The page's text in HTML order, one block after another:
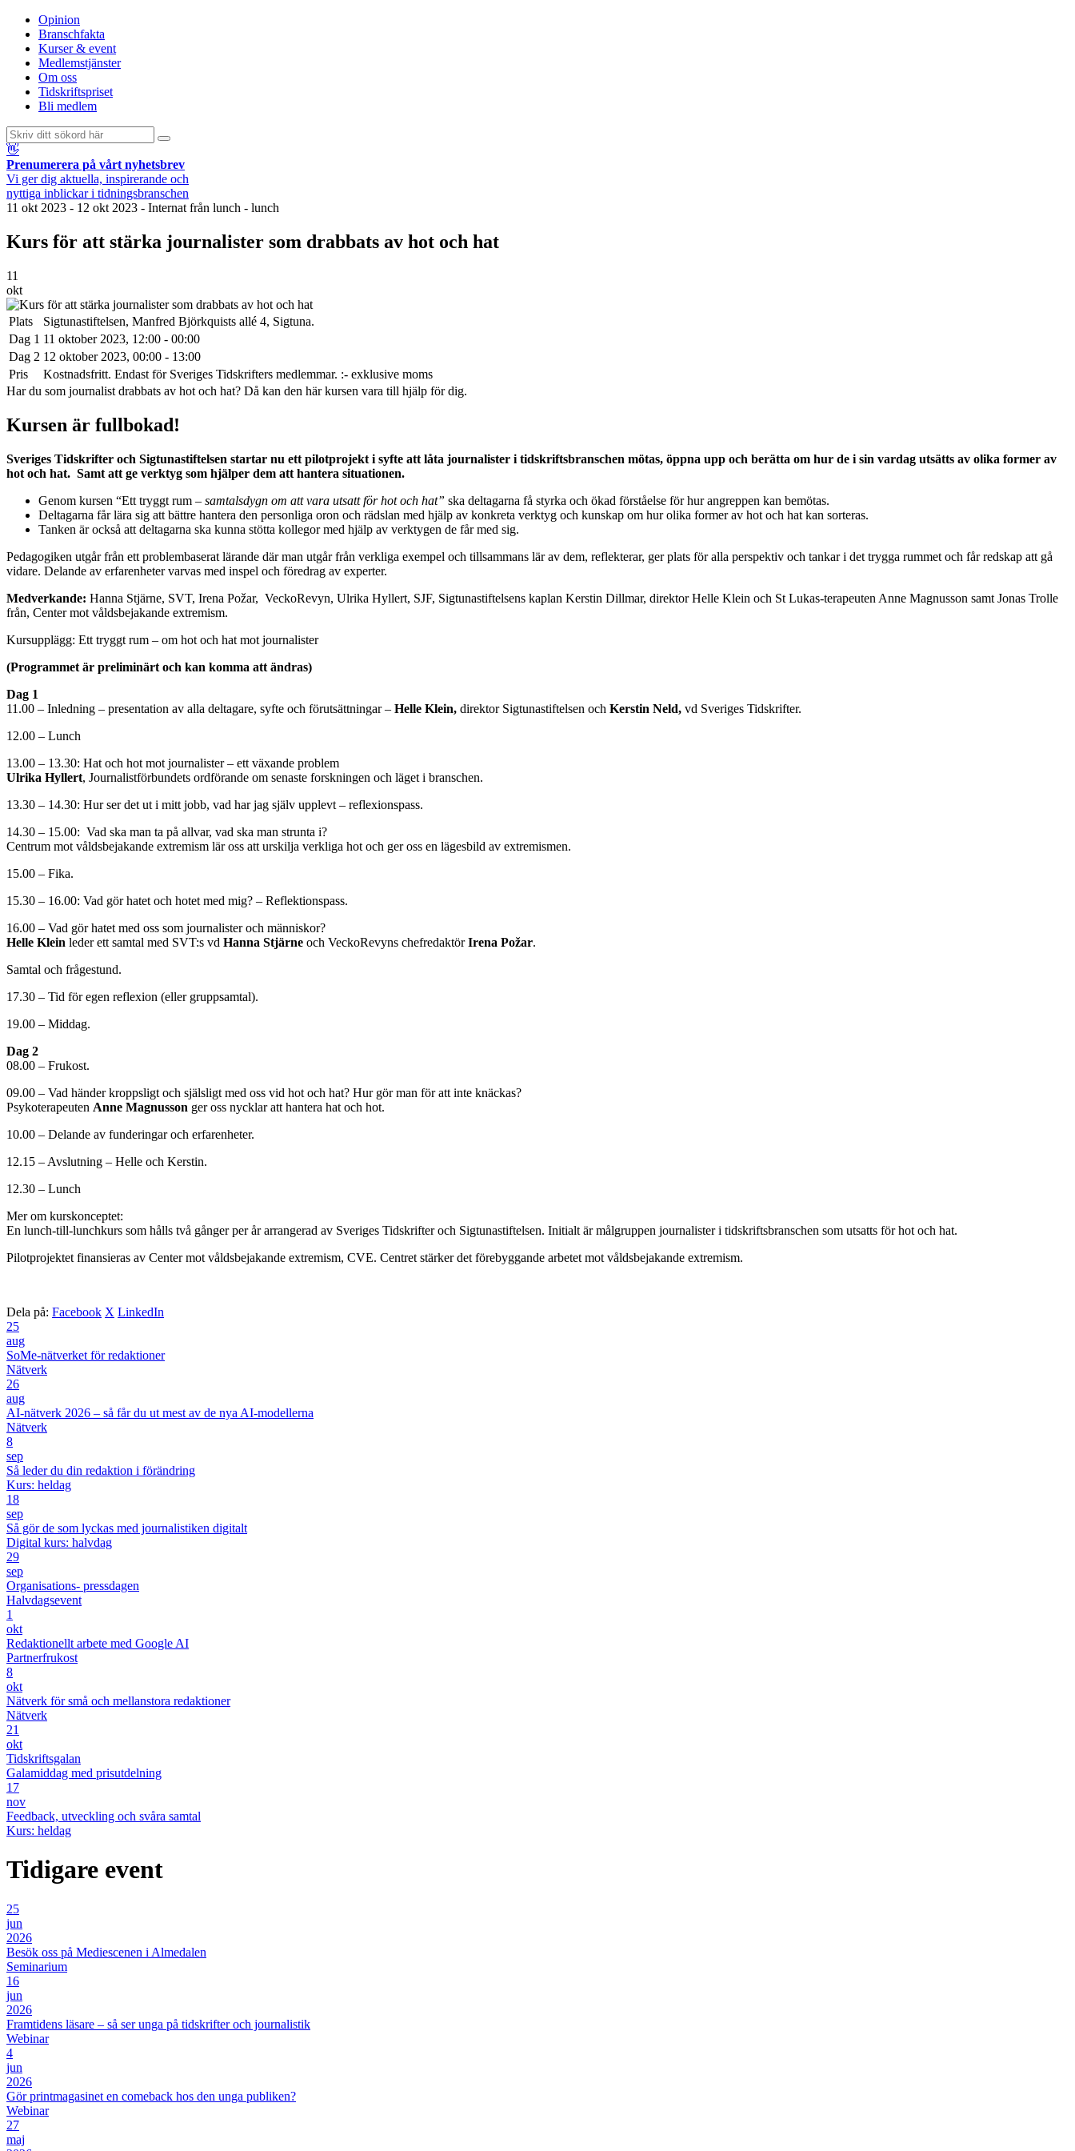
Opinion
Branschfakta
Kurser & event
Medlemstjänster
Om oss
Tidskriftspriset
Bli medlem
👋
Prenumerera på vårt nyhetsbrev
Vi ger dig aktuella, inspirerande och
nyttiga inblickar i tidningsbranschen
11 okt 2023 - 12 okt 2023 - Internat från lunch - lunch
Kurs för att stärka journalister som drabbats av hot och hat
11
okt
Plats
Sigtunastiftelsen, Manfred Björkquists allé 4, Sigtuna.
Dag 1 11 oktober 2023, 12:00 - 00:00
Dag 2 12 oktober 2023, 00:00 - 13:00
Pris
Kostnadsfritt. Endast för Sveriges Tidskrifters medlemmar. :- exklusive moms
Har du som journalist drabbats av hot och hat? Då kan den här kursen vara till hjälp för dig.
Kursen är fullbokad!
Sveriges Tidskrifter och Sigtunastiftelsen startar nu ett pilotprojekt i syfte att låta journalister i tidskriftsbranschen mötas, öppna upp och berätta om hur de i sin vardag utsätts av olika former av
hot och hat. Samt att ge verktyg som hjälper dem att hantera situationen.
Genom kursen “Ett tryggt rum – samtalsdygn om att vara utsatt för hot och hat” ska deltagarna få styrka och ökad förståelse för hur angreppen kan bemötas.
Deltagarna får lära sig att bättre hantera den personliga oron och rädslan med hjälp av konkreta verktyg och kunskap om hur olika former av hot och hat kan sorteras.
Tanken är också att deltagarna ska kunna stötta kollegor med hjälp av verktygen de får med sig.
Pedagogiken utgår från ett problembaserat lärande där man utgår från verkliga exempel och tillsammans lär av dem, reflekterar, ger plats för alla perspektiv och tankar i det trygga rummet och får redskap att gå
vidare. Delande av erfarenheter varvas med inspel och föredrag av experter.
Medverkande: Hanna Stjärne, SVT, Irena Požar, VeckoRevyn, Ulrika Hyllert, SJF, Sigtunastiftelsens kaplan Kerstin Dillmar, direktor Helle Klein och St Lukas-terapeuten Anne Magnusson samt Jonas Trolle
från, Center mot våldsbejakande extremism.
Kursupplägg: Ett tryggt rum – om hot och hat mot journalister
(Programmet är preliminärt och kan komma att ändras)
Dag 1
11.00 – Inledning – presentation av alla deltagare, syfte och förutsättningar – Helle Klein, direktor Sigtunastiftelsen och Kerstin Neld, vd Sveriges Tidskrifter.
12.00 – Lunch
13.00 – 13.30: Hat och hot mot journalister – ett växande problem
Ulrika Hyllert, Journalistförbundets ordförande om senaste forskningen och läget i branschen.
13.30 – 14.30: Hur ser det ut i mitt jobb, vad har jag själv upplevt – reflexionspass.
14.30 – 15.00: Vad ska man ta på allvar, vad ska man strunta i?
Centrum mot våldsbejakande extremism lär oss att urskilja verkliga hot och ger oss en lägesbild av extremismen.
15.00 – Fika.
15.30 – 16.00: Vad gör hatet och hotet med mig? – Reflektionspass.
16.00 – Vad gör hatet med oss som journalister och människor?
Helle Klein leder ett samtal med SVT:s vd Hanna Stjärne och VeckoRevyns chefredaktörIrena Požar.
Samtal och frågestund.
17.30 – Tid för egen reflexion (eller gruppsamtal).
19.00 – Middag.
Dag 2
08.00 – Frukost.
09.00 – Vad händer kroppsligt och själsligt med oss vid hot och hat? Hur gör man för att inte knäckas?
Psykoterapeuten Anne Magnusson ger oss nycklar att hantera hat och hot.
10.00 – Delande av funderingar och erfarenheter.
12.15 – Avslutning – Helle och Kerstin.
12.30 – Lunch
Mer om kurskonceptet:
En lunch-till-lunchkurs som hålls två gånger per år arrangerad av Sveriges Tidskrifter och Sigtunastiftelsen. Initialt är målgruppen journalister i tidskriftsbranschen som utsatts för hot och hat.
Pilotprojektet finansieras av Center mot våldsbejakande extremism, CVE. Centret stärker det förebyggande arbetet mot våldsbejakande extremism.
Dela på: Facebook X LinkedIn
25
aug
SoMe-nätverket för redaktioner
Nätverk
26
aug
AI-nätverk 2026 – så får du ut mest av de nya AI-modellerna
Nätverk
8
sep
Så leder du din redaktion i förändring
Kurs: heldag
18
sep
Så gör de som lyckas med journalistiken digitalt
Digital kurs: halvdag
29
sep
Organisations- pressdagen
Halvdagsevent
1
okt
Redaktionellt arbete med Google AI
Partnerfrukost
8
okt
Nätverk för små och mellanstora redaktioner
Nätverk
21
okt
Tidskriftsgalan
Galamiddag med prisutdelning
17
nov
Feedback, utveckling och svåra samtal
Kurs: heldag
Tidigare event
25
jun
2026
Besök oss på Mediescenen i Almedalen
Seminarium
16
jun
2026
Framtidens läsare – så ser unga på tidskrifter och journalistik
Webinar
4
jun
2026
Gör printmagasinet en comeback hos den unga publiken?
Webinar
27
maj